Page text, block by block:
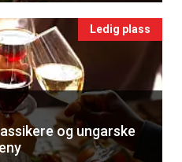
Ledig plass
og ungarske